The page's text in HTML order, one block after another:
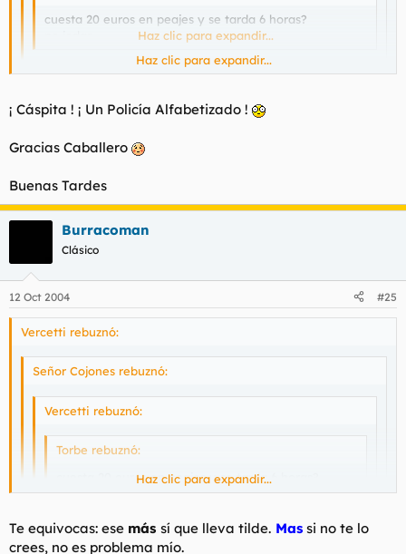
cuesta 20 euros en peajes y se tarda 6 horas?
Haz clic para expandir...
Buenas Tardes
Ese MAS no lleva tilde.
De nada.
Haz clic para expandir...
¡ Cáspita ! ¡ Un Policía Alfabetizado !
Gracias Caballero
Buenas Tardes
Burracoman
Clásico
12 Oct 2004 #25
Vercetti rebuznó:
Señor Cojones rebuznó:
Vercetti rebuznó:
Torbe rebuznó:
cuesta 20 euros en peajes y se tarda 6 horas?
no jodas
Haz clic para expandir...
Más Gasolina.
Haz clic para expandir...
Te equivocas: ese más sí que lleva tilde. Mas si no te lo
crees, no es problema mío.